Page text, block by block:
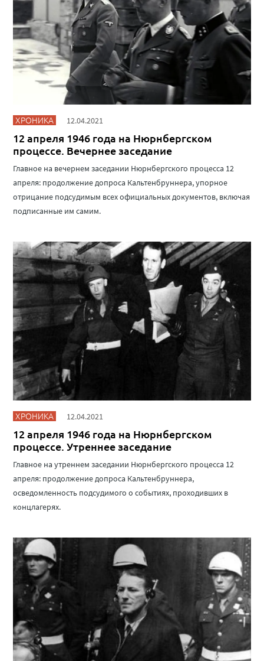
ХРОНИКА 12.04.2021
12 апреля 1946 года на Нюрнбергском
процессе. Вечернее заседание
Главное на вечернем заседании Нюрнбергского процесса 12
апреля: продолжение допроса Кальтенбруннера, упорное
отрицание подсудимым всех официальных документов, включая
подписанные им самим.
ХРОНИКА 12.04.2021
12 апреля 1946 года на Нюрнбергском
процессе. Утреннее заседание
Главное на утреннем заседании Нюрнбергского процесса 12
апреля: продолжение допроса Кальтенбруннера,
осведомленность подсудимого о событиях, проходивших в
концлагерях.